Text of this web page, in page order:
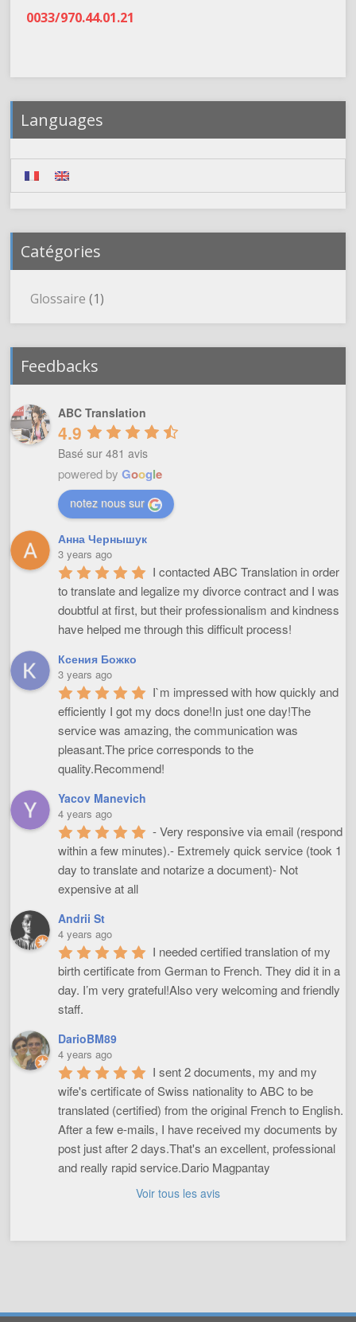
0033/970.44.01.21
Languages
Catégories
Glossaire (1)
Feedbacks
ABC Translation
4.9
Basé sur 481 avis
powered byGoogle
notez nous sur
Анна Чернышук
3 years ago
I contacted ABC Translation in order
to translate and legalize my divorce contract and I was
doubtful at first, but their professionalism and kindness
have helped me through this difficult process!
Ксения Божко
3 years ago
I`m impressed with how quickly and
efficiently I got my docs done!In just one day!The
service was amazing, the communication was
pleasant.The price corresponds to the
quality.Recommend!
Yacov Manevich
4 years ago
- Very responsive via email (respond
within a few minutes).- Extremely quick service (took 1
day to translate and notarize a document)- Not
expensive at all
Andrii St
4 years ago
I needed certified translation of my
birth certificate from German to French. They did it in a
day. I’m very grateful!Also very welcoming and friendly
staff.
DarioBM89
4 years ago
I sent 2 documents, my and my
wife's certificate of Swiss nationality to ABC to be
translated (certified) from the original French to English.
After a few e-mails, I have received my documents by
post just after 2 days.That's an excellent, professional
and really rapid service.Dario Magpantay
Voir tous les avis